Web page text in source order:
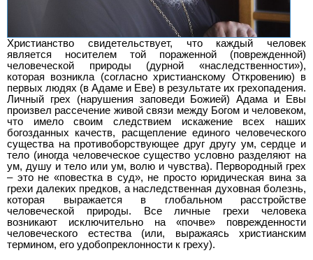
Христианство свидетельствует, что каждый человек
является носителем той пораженной (поврежденной)
человеческой природы (дурной «наследственности»),
которая возникла (согласно христианскому Откровению) в
первых людях (в Адаме и Еве) в результате их грехопадения.
Личный грех (нарушения заповеди Божией) Адама и Евы
произвел рассечение живой связи между Богом и человеком,
что имело своим следствием искажение всех наших
богозданных качеств, расщепление единого человеческого
существа на противоборствующее друг другу ум, сердце и
тело (иногда человеческое существо условно разделяют на
ум, душу и тело или ум, волю и чувства). Первородный грех
– это не «повестка в суд», не просто юридическая вина за
грехи далеких предков, а наследственная духовная болезнь,
которая выражается в глобальном расстройстве
человеческой природы. Все личные грехи человека
возникают исключительно на «почве» поврежденности
человеческого естества (или, выражаясь христианским
термином, его удобопреклонности к греху).